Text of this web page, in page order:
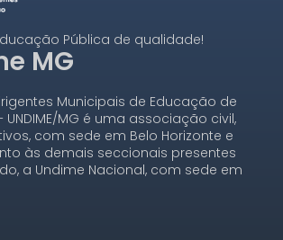
Pública de qualidade!
MG
Municipais de Educação de
UNDIME/MG é uma associação civil,
com sede em Belo Horizonte e
às demais seccionais presentes
a Undime Nacional, com sede em